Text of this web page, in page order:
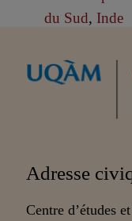
du Sud, Inde
Adresse
Centre d’études